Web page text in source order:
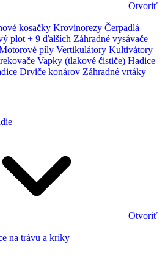
Otvoriť
kosačky Krovinorezy Čerpadlá
plot + 9 ďalších Záhradné vysávače
píly Vertikulátory Kultivátory
Vapky (tlakové čističe) Hadice
Drviče konárov Záhradné vrtáky
Otvoriť
na trávu a kríky